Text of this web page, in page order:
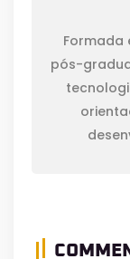
Formada
pós-